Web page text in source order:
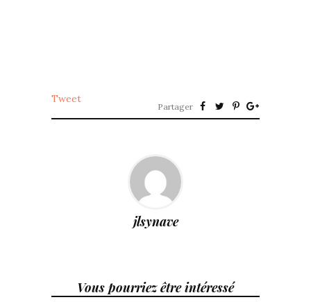
Tweet
Partager
jlsynave
Vous pourriez être intéressé